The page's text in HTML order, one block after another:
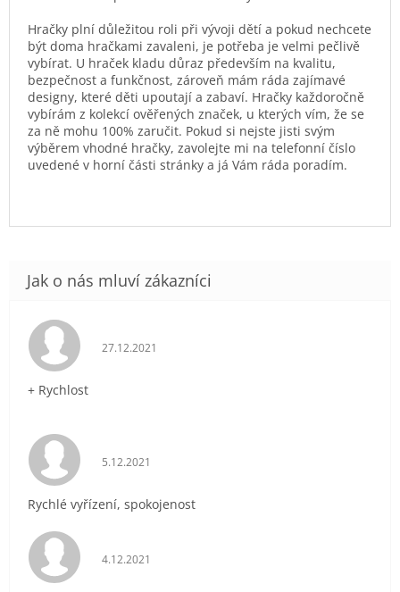
Hračky plní důležitou roli při vývoji dětí a pokud nechcete
být doma hračkami zavaleni, je potřeba je velmi pečlivě
vybírat. U hraček kladu důraz především na kvalitu,
bezpečnost a funkčnost, zároveň mám ráda zajímavé
designy, které děti upoutají a zabaví. Hračky každoročně
vybírám z kolekcí ověřených značek, u kterých vím, že se
za ně mohu 100% zaručit. Pokud si nejste jisti svým
výběrem vhodné hračky, zavolejte mi na telefonní číslo
uvedené v horní části stránky a já Vám ráda poradím.
Hodnocení obchodu je 5 z 5 hvězdiček.
27.12.2021
+ Rychlost
Hodnocení obchodu je 5 z 5 hvězdiček.
5.12.2021
Rychlé vyřízení, spokojenost
Hodnocení obchodu je 5 z 5 hvězdiček.
4.12.2021